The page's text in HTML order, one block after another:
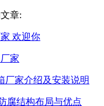
章:
欢迎你
家
厂家介绍及安装说明
腐结构布局与优点